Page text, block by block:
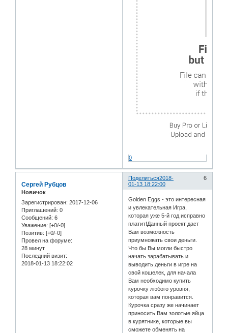
0
Поделиться 6
2018-
01-13 18:22:00
Сергей Рубцов
Новичок
Зарегистрирован: 2017-12-06
Приглашений: 0
Сообщений: 6
Уважение: [+0/-0]
Позитив: [+0/-0]
Провел на форуме:
28 минут
Последний визит:
2018-01-13 18:22:02
Golden Eggs - это интересная
и увлекательная Игра,
которая уже 5-й год исправно
платит!Данный проект даст
Вам возможность
приумножать свои деньги.
Что бы Вы могли быстро
начать зарабатывать и
выводить деньги в игре на
свой кошелек, для начала
Вам необходимо купить
курочку любого уровня,
которая вам понравится.
Курочка сразу же начинает
приносить Вам золотые яйца
в курятнике, которые вы
сможете обменять на